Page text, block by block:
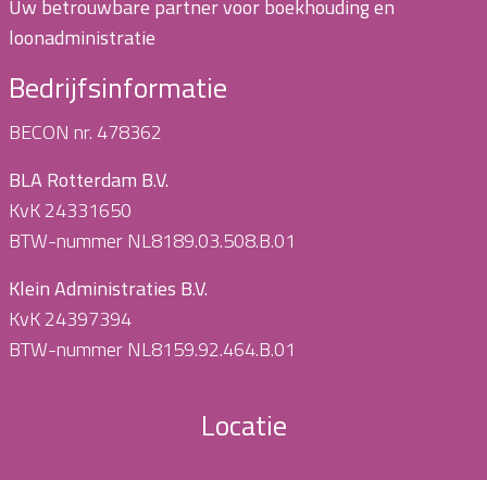
Uw betrouwbare partner voor boekhouding en
loonadministratie
Bedrijfsinformatie
BECON nr. 478362
BLA Rotterdam B.V.
KvK 24331650
BTW-nummer NL8189.03.508.B.01
Klein Administraties B.V.
KvK 24397394
BTW-nummer NL8159.92.464.B.01
Locatie